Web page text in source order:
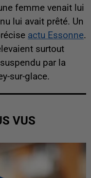
femme venait lui
lui avait prêté. Un
actu Essonne.
surtout
par la
sur-glace.
VUS